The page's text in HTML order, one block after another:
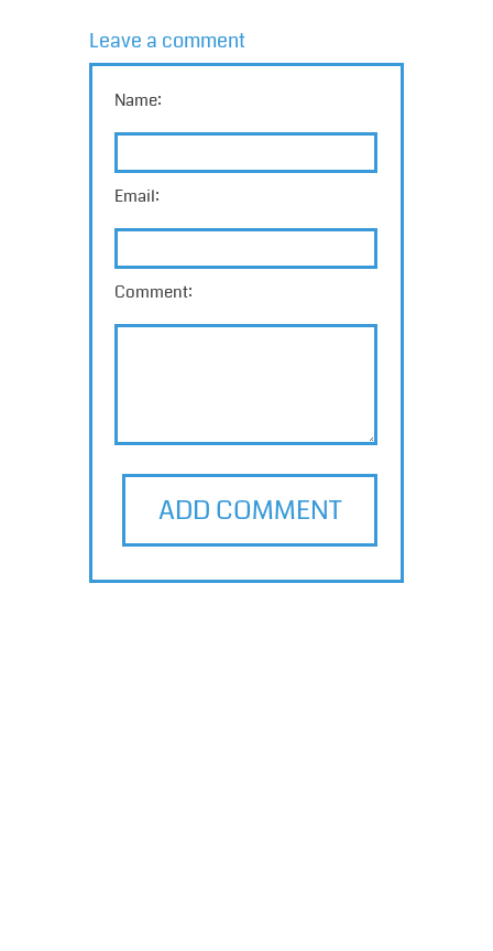
Leave a comment
Name:
Email:
Comment:
ADD COMMENT